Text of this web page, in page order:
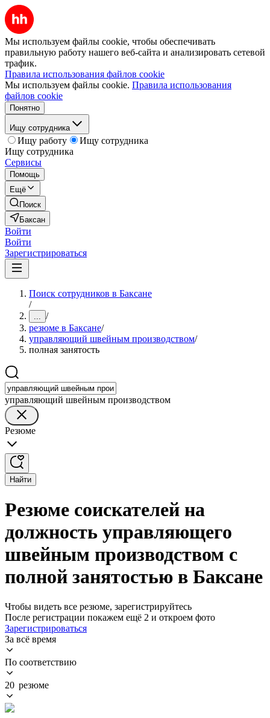
Мы используем файлы cookie, чтобы обеспечивать
правильную работу нашего веб-сайта и анализировать сетевой
трафик.
Правила использования файлов cookie
Мы используем файлы cookie. Правила использования
файлов cookie
Понятно
Ищу сотрудника
Ищу работу
Ищу сотрудника
Ищу сотрудника
Сервисы
Помощь
Ещё
Поиск
Баксан
Войти
Войти
Зарегистрироваться
Поиск сотрудников в Баксане
/
... /
резюме в Баксане/
управляющий швейным производством/
полная занятость
управляющий швейным производством
Резюме
Найти
Резюме соискателей на
должность управляющего
швейным производством с
полной занятостью в Баксане
Чтобы видеть все резюме, зарегистрируйтесь
После регистрации покажем ещё 2 и откроем фото
Зарегистрироваться
За всё время
По соответствию
20 резюме